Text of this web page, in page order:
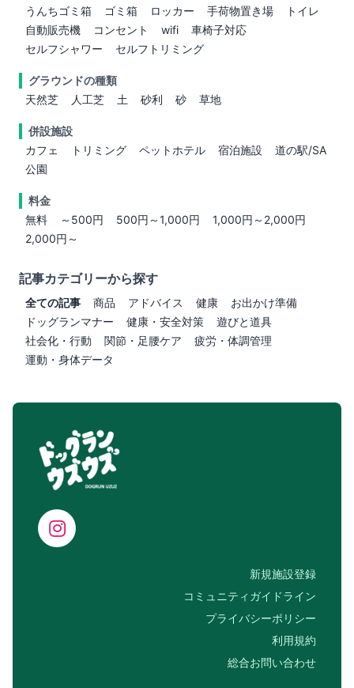
うんちゴミ箱
ゴミ箱 ロッカー 手荷物置き場
トイレ
自動販売機
コンセント wifi
車椅子対応
セルフシャワー
セルフトリミング
グラウンドの種類
天然芝
人工芝 土 砂利 砂 草地
併設施設
カフェ
トリミング ペットホテル 宿泊施設
道の駅/SA
公園
料金
無料
～500円 500円～1,000円
1,000円～2,000円
2,000円～
記事カテゴリーから探す
全ての記事 商品 アドバイス 健康
お出かけ準備
ドッグランマナー
健康・安全対策
遊びと道具
社会化・行動
関節・足腰ケア
疲労・体調管理
運動・身体データ
新規施設登録
コミュニティガイドライン
プライバシーポリシー
利用規約
総合お問い合わせ